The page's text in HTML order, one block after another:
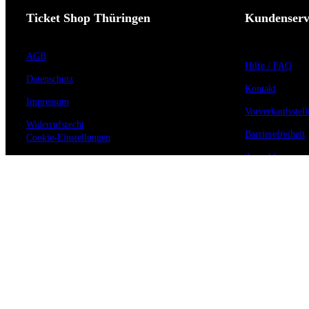
Ticket Shop Thüringen
AGB
Datenschutz
Impressum
Widerrufsrecht
Cookie-Einstellungen
Hilfe / FAQ
Kontakt
Barrierefreiheit
Anmeldung